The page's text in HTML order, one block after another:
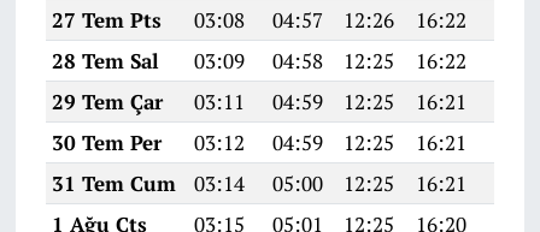
27 Tem Pts
03:08 04:57 12:26 16:22
28 Tem Sal
03:09 04:58 12:25 16:22
29 Tem Çar
03:11 04:59 12:25 16:21
30 Tem Per
03:12 04:59 12:25 16:21
31 Tem Cum
03:14 05:00 12:25 16:21
1 Ağu Cts
03:15 05:01 12:25 16:20